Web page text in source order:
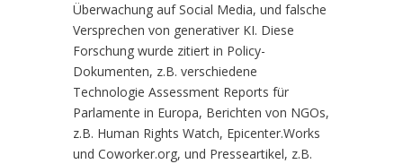
Überwachung auf Social Media, und falsche
Versprechen von generativer KI. Diese
Forschung wurde zitiert in Policy-
Dokumenten, z.B. verschiedene
Technologie Assessment Reports für
Parlamente in Europa, Berichten von NGOs,
z.B. Human Rights Watch, Epicenter.Works
und Coworker.org, und Presseartikel, z.B.